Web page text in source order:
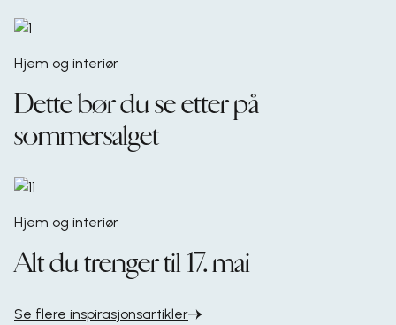
Hjem og interiør
Dette bør du se etter på
sommersalget
Hjem og interiør
Alt du trenger til 17. mai
Se flere inspirasjonsartikler